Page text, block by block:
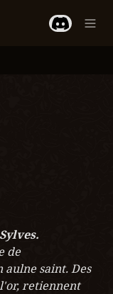
de
saint. Des
retiennent